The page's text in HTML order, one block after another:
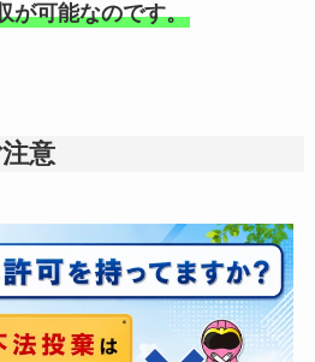
が可能なのです。
意